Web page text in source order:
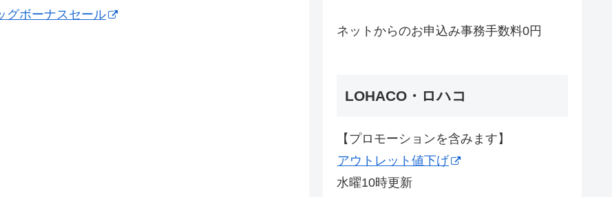
グボーナスセール
ネットからのお申込み事務手数料0円
LOHACO・ロハコ
【プロモーションを含みます】
アウトレット値下げ
水曜10時更新